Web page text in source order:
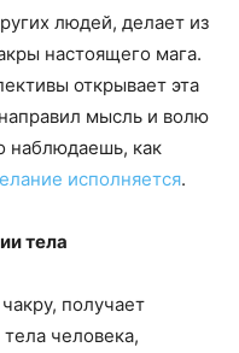
людей, делает из
настоящего мага.
открывает эта
мысль и волю
наблюдаешь, как
исполняется.
тела
получает
человека,